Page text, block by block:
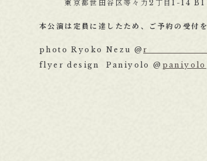
東京都世田谷区等々力2丁目1-14 B1
本公演は定員に達したため、ご予約の受付
photo Ryoko Nezu @
flyer design Paniyolo @ paniyolo